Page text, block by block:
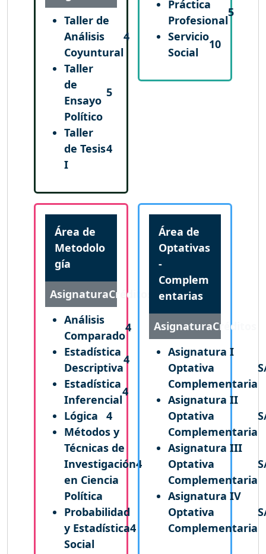
Taller de
Análisis
Coyuntural
4
Taller
de
Ensayo
Político
5
Taller
de Tesis
I
4
Práctica
Profesional
5
Servicio
Social
10
Área de
Metodolo
gía
AsignaturaCréditos
Análisis
Comparado
4
Estadística
Descriptiva
4
Estadística
Inferencial
4
Lógica
4
Métodos y
Técnicas de
Investigación
en Ciencia
Política
4
Probabilidad
y Estadística
Social
4
Área de
Optativas
-
Complem
entarias
AsignaturaCréditos
Asignatura I
Optativa
Complementaria
Asignatura II
Optativa
Complementaria
Asignatura III
Optativa
Complementaria
Asignatura IV
Optativa
Complementaria